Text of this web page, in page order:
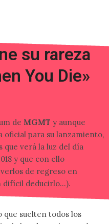
su rareza
You Die»
de MGMT y aunque
oficial para su lanzamiento,
que verá la luz del día
y que con ello
de regreso en
difícil deducirlo…).
que suelten todos los